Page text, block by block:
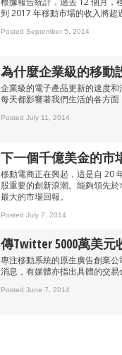
到 2017 年移動市場的收入將超
Posted September 5, 2014
為什麼企業級的移動
企業級的電子產品更新的速度
每天都影響著我們生活的各方
Posted July 11, 2014
下一個千億美金的市
移動電商正在興起，這是自 20
股重要的創新浪潮。能夠領先
最大的市場回報。
Posted July 7, 2014
傳Twitter 5000萬美元
專注移動系統的原生廣告創業
消息，有媒體亦指出具體的交易
Posted June 7, 2014